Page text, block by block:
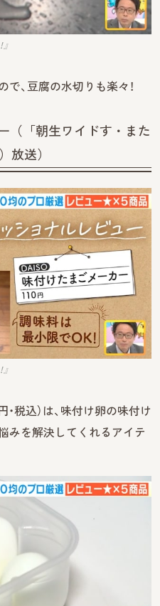
、豆腐の水切りも楽々！
（「朝生ワイドす・また
放送）
・税込）は、味付け卵の味付け
みを解決してくれるアイテ